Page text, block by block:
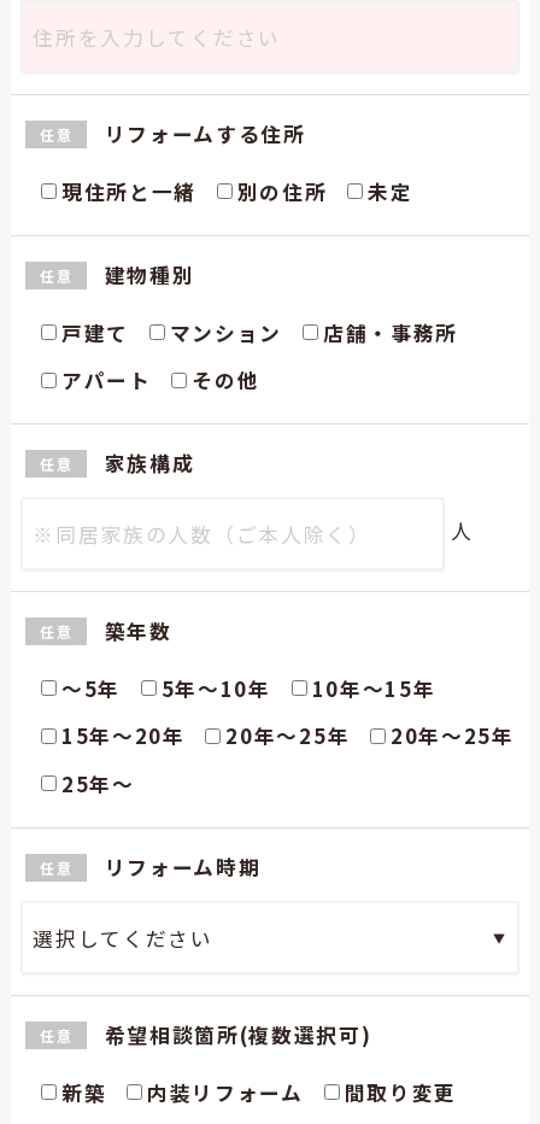
リフォームする住所
任意
現住所と一緒 別の住所 未定
建物種別
任意
戸建て マンション
店舗・事務所
アパート
その他
家族構成
任意
人
築年数
任意
〜5年 5年〜10年
10年〜15年
15年〜20年
20年〜25年
20年〜25年
25年〜
リフォーム時期
任意
希望相談箇所(複数選択可)
任意
新築 内装リフォーム
間取り変更